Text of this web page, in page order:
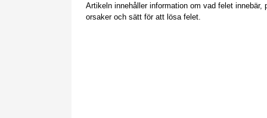
Artikeln innehåller information om vad felet innebär,
orsaker och sätt för att lösa felet.